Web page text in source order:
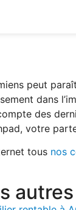
peut
dans
des
votre
tous nos